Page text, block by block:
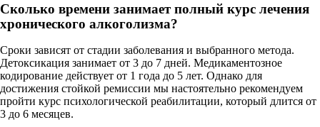
Сколько времени занимает полный курс лечения
хронического алкоголизма?
Сроки зависят от стадии заболевания и выбранного метода.
Детоксикация занимает от 3 до 7 дней. Медикаментозное
кодирование действует от 1 года до 5 лет. Однако для
достижения стойкой ремиссии мы настоятельно рекомендуем
пройти курс психологической реабилитации, который длится от
3 до 6 месяцев.